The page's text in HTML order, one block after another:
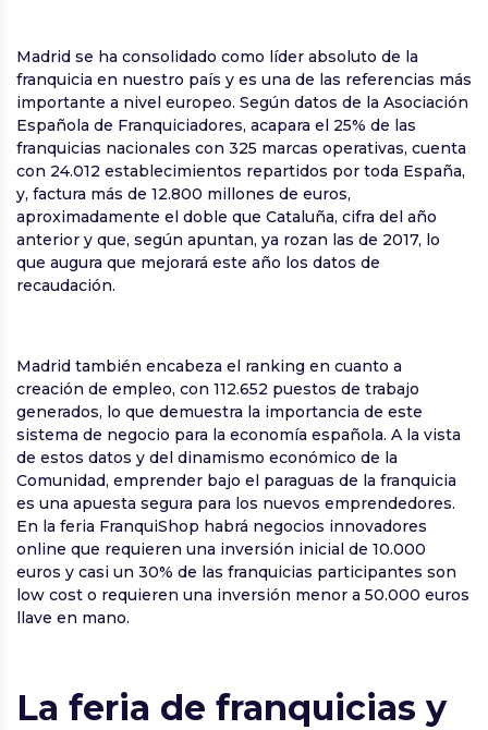
Madrid se ha consolidado como líder absoluto de la
franquicia en nuestro país y es una de las referencias más
importante a nivel europeo. Según datos de la Asociación
Española de Franquiciadores, acapara el 25% de las
franquicias nacionales con 325 marcas operativas, cuenta
con 24.012 establecimientos repartidos por toda España,
y, factura más de 12.800 millones de euros,
aproximadamente el doble que Cataluña, cifra del año
anterior y que, según apuntan, ya rozan las de 2017, lo
que augura que mejorará este año los datos de
recaudación.
Madrid también encabeza el ranking en cuanto a
creación de empleo, con 112.652 puestos de trabajo
generados, lo que demuestra la importancia de este
sistema de negocio para la economía española. A la vista
de estos datos y del dinamismo económico de la
Comunidad, emprender bajo el paraguas de la franquicia
es una apuesta segura para los nuevos emprendedores.
En la feria FranquiShop habrá negocios innovadores
online que requieren una inversión inicial de 10.000
euros y casi un 30% de las franquicias participantes son
low cost o requieren una inversión menor a 50.000 euros
llave en mano.
La feria de franquicias y